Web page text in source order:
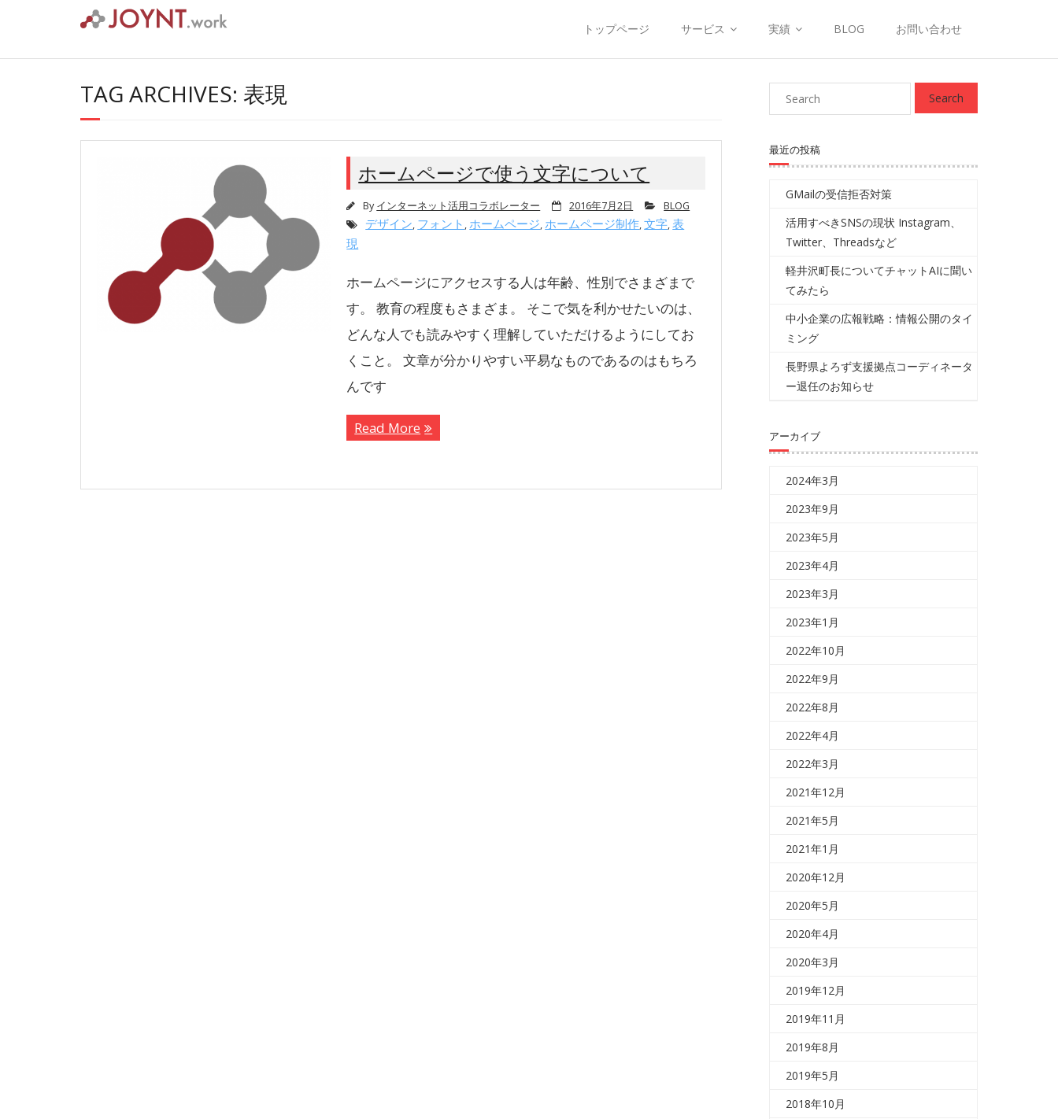
トップページ サービス 実績 BLOG お問い合わせ
TAG ARCHIVES: 表現
ホームページで使う文字について
Byインターネット活用コラボレーター 2016年7月2日 BLOG
デザイン, フォント ,ホームページ,ホームページ制作,文字,表
現
ホームページにアクセスする人は年齢、性別でさまざまで
す。 教育の程度もさまざま。 そこで気を利かせたいのは、
どんな人でも読みやすく理解していただけるようにしてお
くこと。 文章が分かりやすい平易なものであるのはもちろ
んです
Read More
最近の投稿
GMailの受信拒否対策
活用すべきSNSの現状 Instagram、
Twitter、Threadsなど
軽井沢町長についてチャットAIに聞い
てみたら
中小企業の広報戦略：情報公開のタイ
ミング
長野県よろず支援拠点コーディネータ
ー退任のお知らせ
アーカイブ
2024年3月
2023年9月
2023年5月
2023年4月
2023年3月
2023年1月
2022年10月
2022年9月
2022年8月
2022年4月
2022年3月
2021年12月
2021年5月
2021年1月
2020年12月
2020年5月
2020年4月
2020年3月
2019年12月
2019年11月
2019年8月
2019年5月
2018年10月